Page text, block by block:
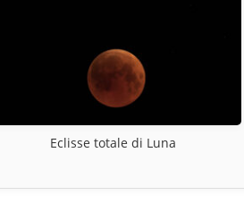
Eclisse totale di Luna